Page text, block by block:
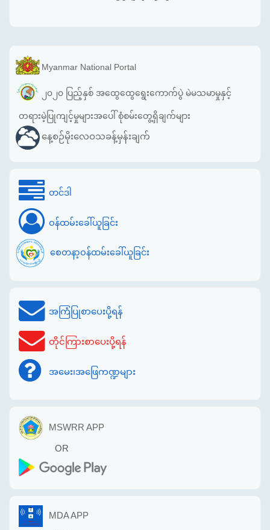
Myanmar National Portal
၂၀၂၀ ပြည့်နှစ် အထွေထွေရွေးကောက်ပွဲ မဲမသမာမှုနှင့်
တရားမဲ့ပြုကျင့်မှုများအပေါ် စုံစမ်းတွေ့ရှိချက်များ
နေ့စဉ်မိုးလေဝသခန့်မှန်းချက်
တင်ဒါ
ဝန်ထမ်းခေါ်ယူခြင်း
စေတနာ့ဝန်ထမ်းခေါ်ယူခြင်း
အကြံပြုစာပေးပို့ရန်
တိုင်ကြားစာပေးပို့ရန်
အမေး၊အဖြေကဏ္ဍများ
MSWRR APP
OR
MDA APP